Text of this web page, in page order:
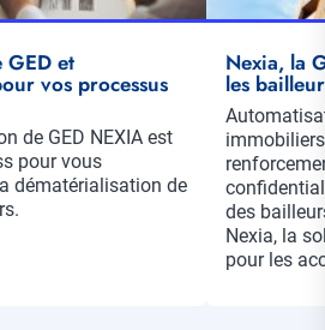
GED et
vos processus
de GED NEXIA est
pour vous
dématérialisation de
Nexia, la
les
Résumé
des
Nexia, la
pour les